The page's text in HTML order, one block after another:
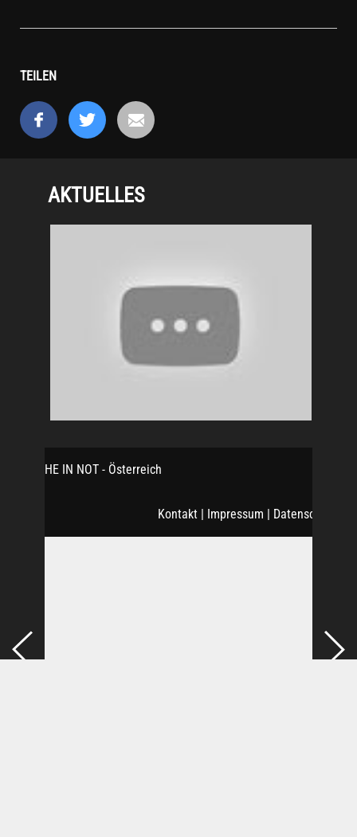
TEILEN
AKTUELLES
KIRCHE IN NOT - Österreich
Kontakt | Impressum | Datenschutz